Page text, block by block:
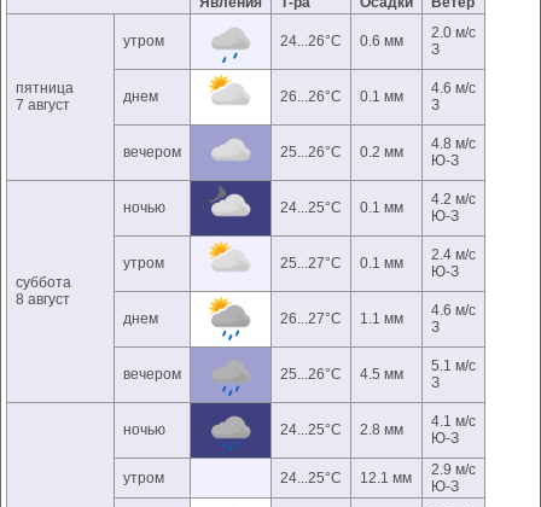
пятница
7 август
утром 24...26°C 0.6 мм
2.0 м/с
З
днем 26...26°C 0.1 мм
4.6 м/с
З
вечером 25...26°C 0.2 мм
4.8 м/с
Ю-З
суббота
8 август
ночью 24...25°C 0.1 мм
4.2 м/с
Ю-З
утром 25...27°C 0.1 мм
2.4 м/с
Ю-З
днем 26...27°C 1.1 мм
4.6 м/с
З
вечером 25...26°C 4.5 мм
5.1 м/с
З
ночью 24...25°C 2.8 мм
4.1 м/с
Ю-З
утром 24...25°C 12.1 мм
2.9 м/с
Ю-З